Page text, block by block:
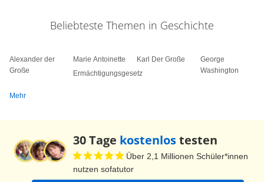
Beliebteste Themen in Geschichte
Alexander der
Große
Marie Antoinette
Ermächtigungsgesetz
Karl Der Große
George
Washington
Mehr
30 Tage kostenlostesten
Über 2,1 Millionen Schüler*innen
nutzen sofatutor